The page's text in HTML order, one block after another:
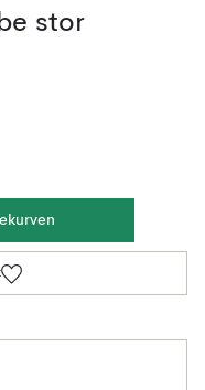
stor